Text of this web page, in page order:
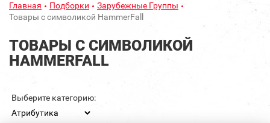
Главная Подборки
Зарубежные Группы
Товары с символикой HammerFall
ТОВАРЫ С СИМВОЛИКОЙ
HAMMERFALL
Выберите категорию: